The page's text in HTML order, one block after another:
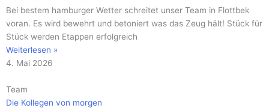
Bei bestem hamburger Wetter schreitet unser Team in Flottbek
voran. Es wird bewehrt und betoniert was das Zeug hält! Stück für
Stück werden Etappen erfolgreich
Weiterlesen »
4. Mai 2026
Team
Die Kollegen von morgen